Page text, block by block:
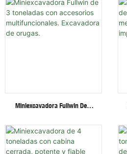
Miniexcavadora Fullwin De 3
Multifuncionales. Excavadora
De Orugas.